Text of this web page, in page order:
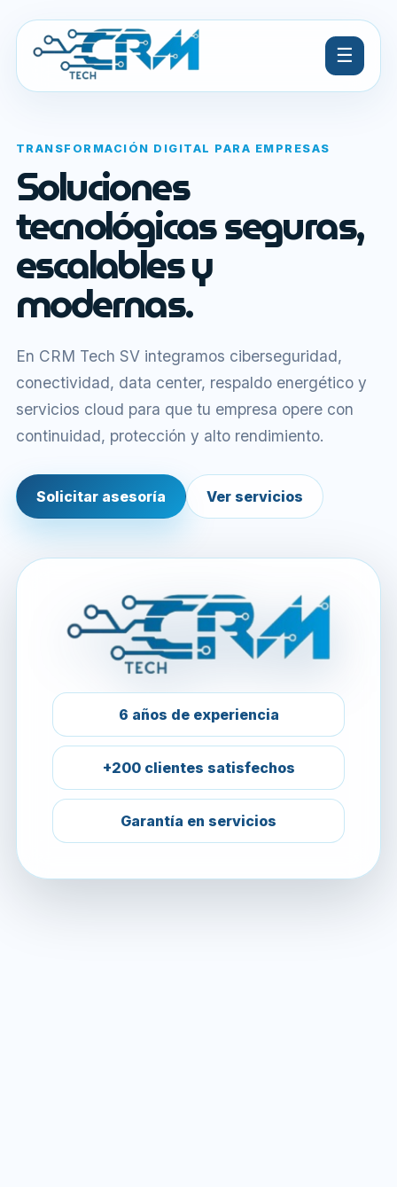
☰
TRANSFORMACIÓN DIGITAL PARA EMPRESAS
Soluciones
tecnológicas seguras,
escalables y
modernas.
En CRM Tech SV integramos ciberseguridad,
conectividad, data center, respaldo energético y
servicios cloud para que tu empresa opere con
continuidad, protección y alto rendimiento.
Solicitar asesoría Ver servicios
6 años de experiencia
+200 clientes satisfechos
Garantía en servicios